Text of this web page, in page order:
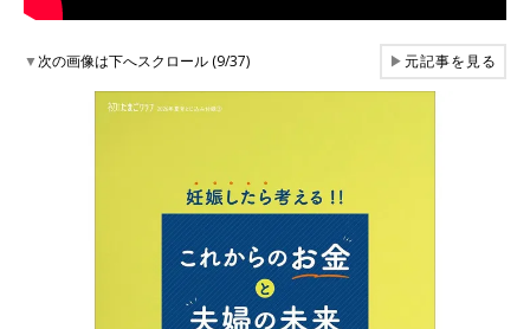
▼次の画像は下へスクロール (9/37) ▶元記事を見る